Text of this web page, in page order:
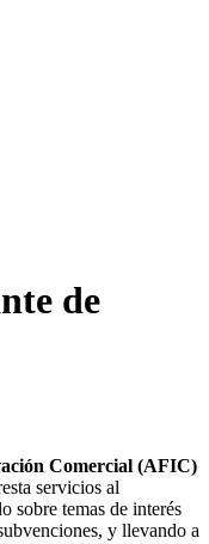
de
Comercial (AFIC)
servicios al
sobre temas de interés
y llevando a